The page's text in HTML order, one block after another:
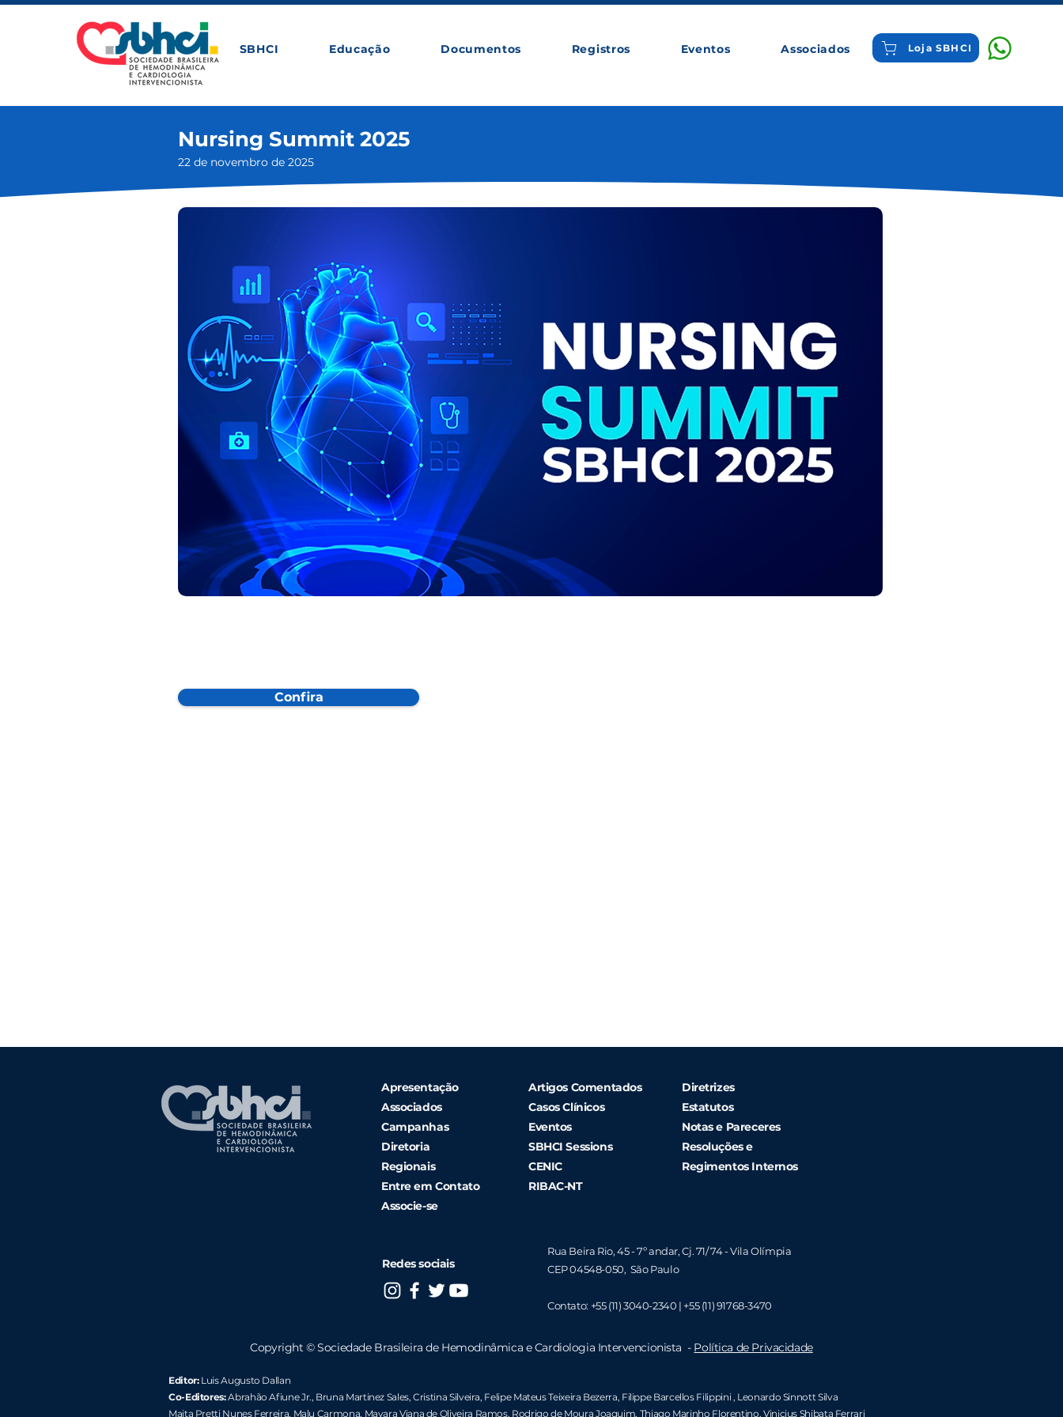
SBHCI Educação Documentos Registros Eventos Associados Loja SBHCI
Confira
Nursing Summit 2025
22 de novembro de 2025
Apresentação
Associados
Campanhas
Diretoria
Regionais
Entre em Contato
Associe-se
Artigos Comentados
Casos Clínicos
Eventos
SBHCI Sessions
CENIC
RIBAC-NT
Diretrizes
Estatutos
Notas e Pareceres
Resoluções e
Regimentos Internos
Redes sociais
Rua Beira Rio, 45 - 7º andar, Cj. 71/ 74 - Vila Olímpia
CEP 04548-050, São Paulo
Contato: +55 (11) 3040-2340 | +55 (11)91768-3470
Copyright ©Sociedade Brasileira de Hemodinâmica e Cardiologia Intervencionista - Política de Privacidade
Editor: Luis Augusto Dallan
Co-Editores:Abrahão Afiune Jr., Bruna Martinez Sales, Cristina Silveira, Felipe Mateus Teixeira Bezerra, Filippe Barcellos Filippini, Leonardo Sinnott Silva
Maita Pretti Nunes Ferreira, Malu Carmona, Mayara Viana de Oliveira Ramos, Rodrigo de Moura Joaquim, Thiago Marinho Florentino, Vinicius Shibata Ferrari